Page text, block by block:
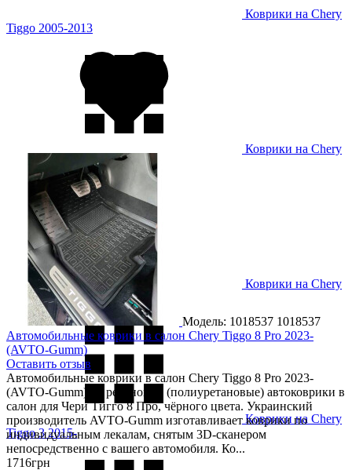
Коврики на Chery
Tiggo 2005-2013
Коврики на Chery
Tiggo 2013-
Коврики на Chery
Tiggo 2 2017-
Коврики на Chery
Tiggo 3 2015-
Модель: 1018537 1018537
Автомобильные коврики в салон Chery Tiggo 8 Pro 2023-
(AVTO-Gumm)
Оставить отзыв
Автомобильные коврики в салон Chery Tiggo 8 Pro 2023-
(AVTO-Gumm) — резиновые (полиуретановые) автоковрики в
салон для Чери Тигго 8 Про, чёрного цвета. Украинский
производитель AVTO-Gumm изготавливает коврики по
индивидуальным лекалам, снятым 3D-сканером
непосредственно с вашего автомобиля. Ко...
1716грн